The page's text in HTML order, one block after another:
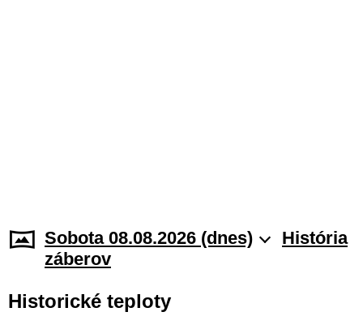
Sobota 08.08.2026 (dnes)
História
záberov
Historické teploty